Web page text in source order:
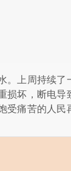
。上周持续了
损坏，断电导
受痛苦的人民